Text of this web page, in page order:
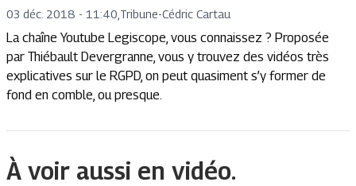
03 déc. 2018 - 11:40 Tribune-Cédric Cartau
La chaîne Youtube Legiscope, vous connaissez ? Proposée
par Thiébault Devergranne, vous y trouvez des vidéos très
explicatives sur le RGPD, on peut quasiment s’y former de
fond en comble, ou presque.
À voir aussi en vidéo.